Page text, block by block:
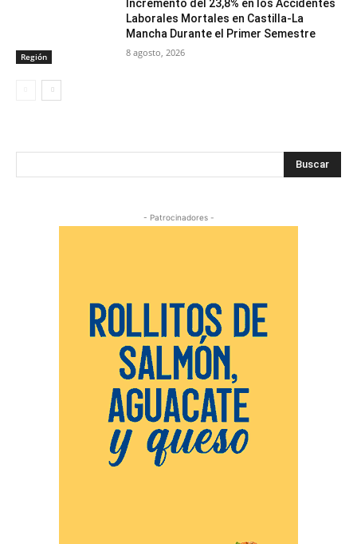
Región
Incremento del 23,8% en los Accidentes
Laborales Mortales en Castilla-La
Mancha Durante el Primer Semestre
8 agosto, 2026
Buscar
- Patrocinadores -